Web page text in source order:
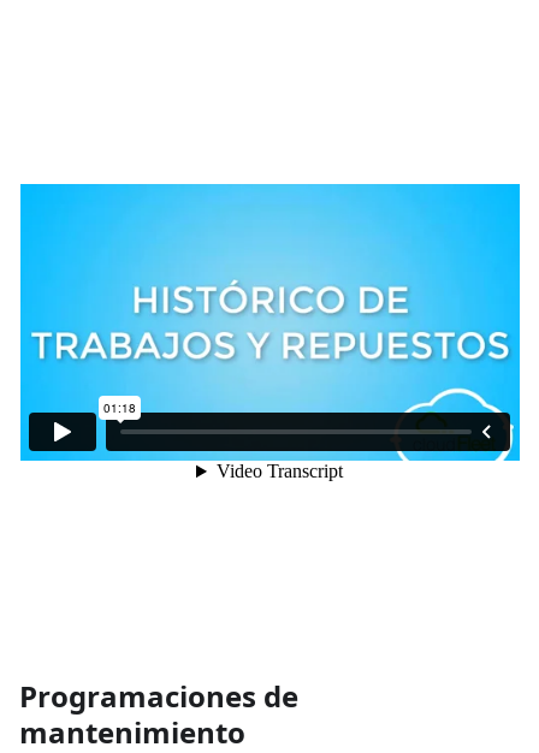
Programaciones de
mantenimiento